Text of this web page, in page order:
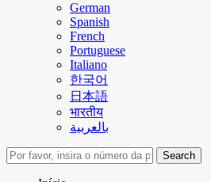
German
Spanish
French
Portuguese
Italiano
한국어
日本語
भारतीय
بالعربية
Search